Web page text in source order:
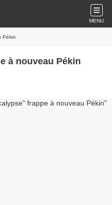
MENU
Pékin
à nouveau Pékin